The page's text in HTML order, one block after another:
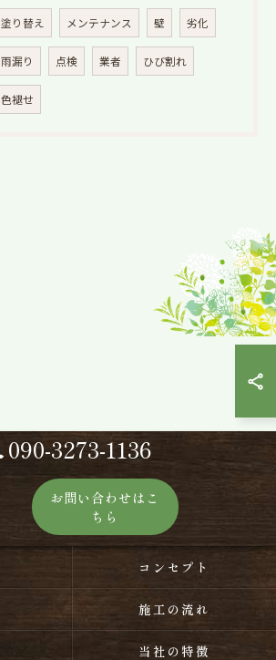
塗り替え メンテナンス 壁 劣化
雨漏り 点検 業者 ひび割れ
色褪せ
090-3273-1136
お問い合わせはこ
ちら
コンセプト
施工の流れ
当社の特徴